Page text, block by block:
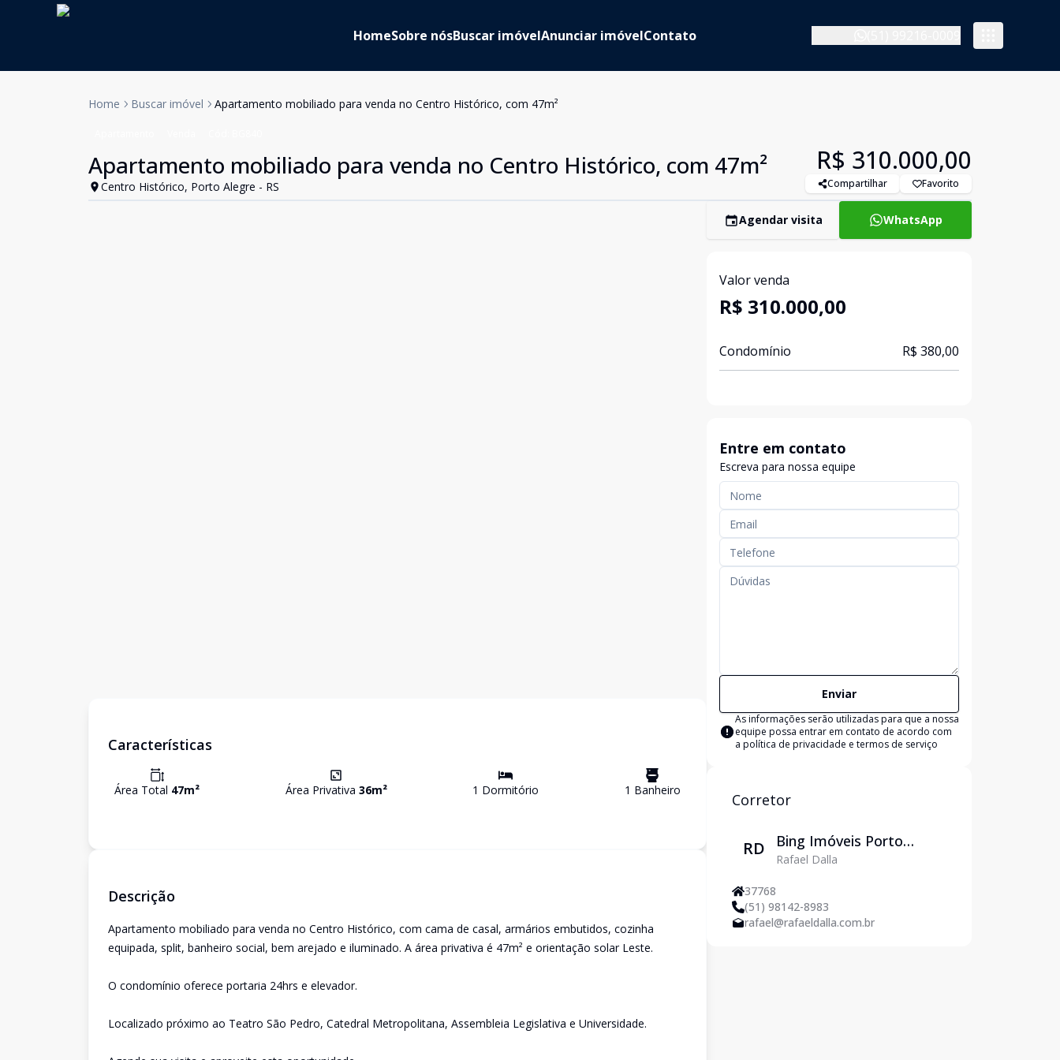
HomeSobre nósBuscar imóvelAnunciar imóvelContato
Home Buscar imóvel Apartamento mobiliado para venda no Centro Histórico, com 47m²
Apartamento mobiliado para venda no Centro Histórico, com 47m²
Centro Histórico, Porto Alegre - RS
R$ 310.000,00
Compartilhar Favorito
Características
Área Total 47m² Área Privativa 36m² 1 Dormitório 1 Banheiro
Descrição
Apartamento mobiliado para venda no Centro Histórico, com cama de casal, armários embutidos, cozinha
equipada, split, banheiro social, bem arejado e iluminado. A área privativa é 47m² e orientação solar Leste.
O condomínio oferece portaria 24hrs e elevador.
Localizado próximo ao Teatro São Pedro, Catedral Metropolitana, Assembleia Legislativa e Universidade.
Agendar visita WhatsApp
Valor venda
R$ 310.000,00
Condomínio R$ 380,00
Entre em contato
Escreva para nossa equipe
Enviar
As informações serão utilizadas para que a nossa
equipe possa entrar em contato de acordo com
a política de privacidade e termos de serviço
Corretor
RD
Bing Imóveis Porto
Alegre
Rafael Dalla
37768
(51) 98142-8983
rafael@rafaeldalla.com.br